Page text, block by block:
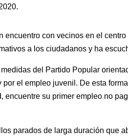
encuentro con vecinos en el
a los ciudadanos y ha
del Partido Popular
el empleo juvenil. De esta
encuentre su primer empleo no
parados de larga duración que